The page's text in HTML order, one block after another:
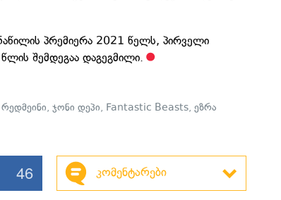
პრემიერა 2021 წელს, პირველი
შემდეგაა დაგეგმილი.
,ჯონი დეპი, Fantastic Beasts,ეზრა
46 კომენტარები